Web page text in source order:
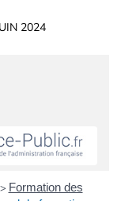
2024
> Formation des